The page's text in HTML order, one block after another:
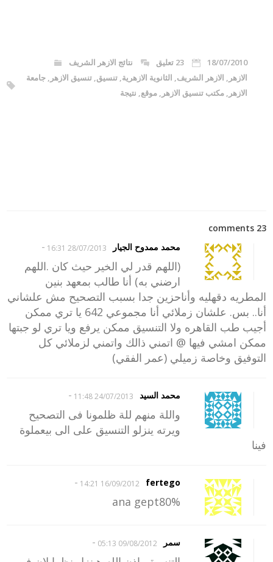
18/07/2010 23 تعليق
نتائج الازهر الشريف
الازهر , الازهر الشريف, الثانوية الازهرية,تنسيق,تنسيق الازهر ,جامعة
الازهر ,مكتب تنسيق الازهر ,موقع, نتيجة
23 comments
محمد ممدوح الجيار
28/07/2013 16:31
-
(اللهم قدر لي الخير حيث كان .اللهم
ارضني به) أنا طالب بمعهد بنين
المطريه دقهليه وأناحزين جدا بسبب التصحيح مش علشاني
أنا.. بس. علشان زملائي أنا مجموعي 642 يا تري ممكن
أجيب طب القاهره ولا التنسيق ممكن يرفع ويا تري لو جبتها
ممكن امشي فيها @ اتمني ذالك واتمني لزملائي كل
التوفيق وخاصة زميلي (عمر الفقي)
محمد السيد 24/07/2013 11:48
-
واللة منهم للة ظلمونا فى التصحيح
ويرته ينزلو التنسيق على الى بيعملوة
فينا
fertego
16/09/2012 14:21
-
ana gept80%
سمر 09/08/2012 05:13
-